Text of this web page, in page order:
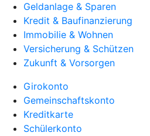
Geldanlage & Sparen
Kredit & Baufinanzierung
Immobilie & Wohnen
Versicherung & Schützen
Zukunft & Vorsorgen
Girokonto
Gemeinschaftskonto
Kreditkarte
Schülerkonto